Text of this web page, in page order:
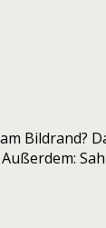
Bildrand?